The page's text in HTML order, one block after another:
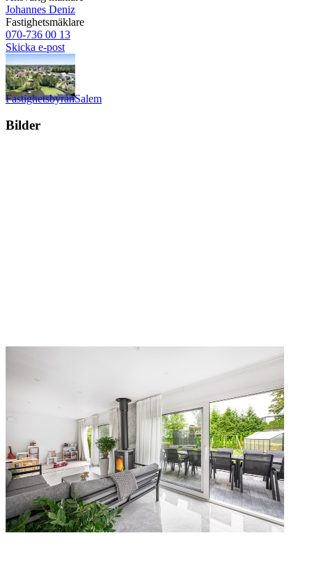
Johannes Deniz
Fastighetsmäklare
070-736 00 13
Skicka e-post
FastighetsbyrånSalem
Bilder